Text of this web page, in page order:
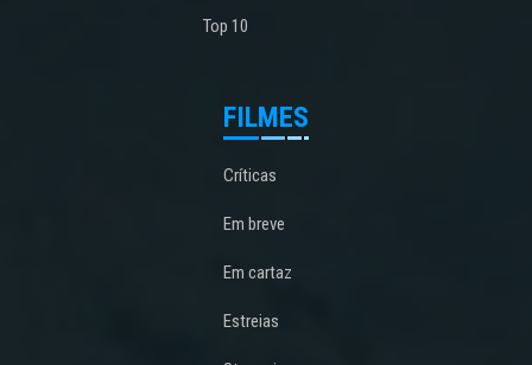
Top 10
FILMES
Críticas
Em breve
Em cartaz
Estreias